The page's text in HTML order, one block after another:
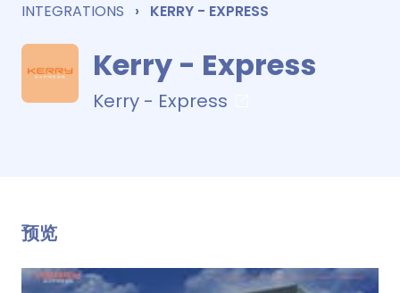
INTEGRATIONS KERRY - EXPRESS
Kerry - Express
Kerry - Express
预览